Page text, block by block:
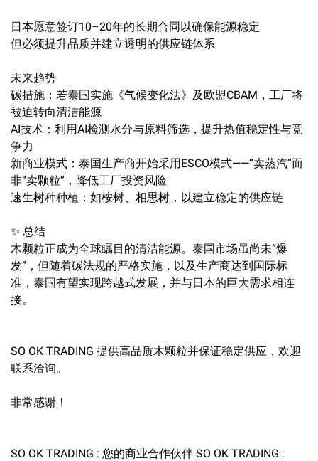
日本愿意签订10–20年的长期合同以确保能源稳定
但必须提升品质并建立透明的供应链体系
未来趋势
碳措施：若泰国实施《气候变化法》及欧盟CBAM，工厂将
被迫转向清洁能源
AI技术：利用AI检测水分与原料筛选，提升热值稳定性与竞
争力
新商业模式：泰国生产商开始采用ESCO模式——“卖蒸汽”而
非“卖颗粒”，降低工厂投资风险
速生树种种植：如桉树、相思树，以建立稳定的供应链
✨ 总结
木颗粒正成为全球瞩目的清洁能源。泰国市场虽尚未“爆
发”，但随着碳法规的严格实施，以及生产商达到国际标
准，泰国有望实现跨越式发展，并与日本的巨大需求相连
接。
SO OK TRADING 提供高品质木颗粒并保证稳定供应，欢迎
联系洽询。
非常感谢！
SO OK TRADING : 您的商业合作伙伴 SO OK TRADING :